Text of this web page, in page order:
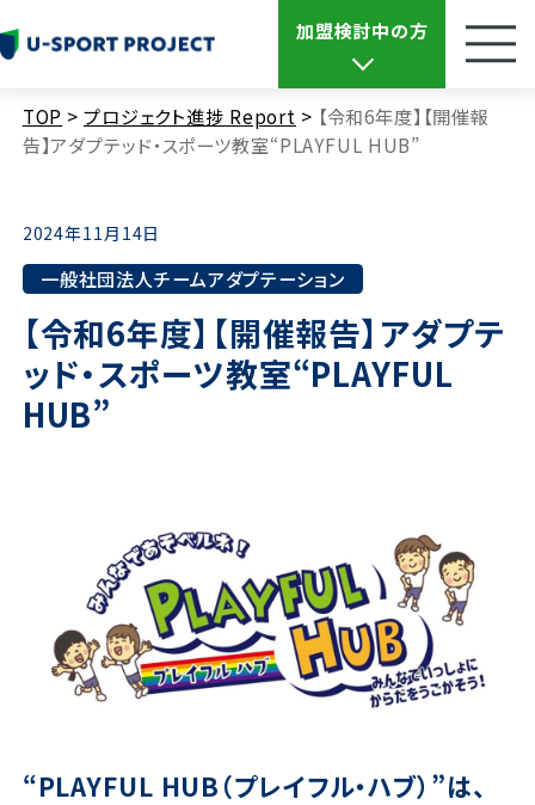
加盟検討中の方
TOP > プロジェクト進捗 Report > 【令和6年度】【開催報
告】アダプテッド・スポーツ教室“PLAYFUL HUB”
2024年11月14日
一般社団法人チームアダプテーション
【令和6年度】【開催報告】アダプテ
ッド・スポーツ教室“PLAYFUL
HUB”
“PLAYFUL HUB（プレイフル・ハブ）”は、